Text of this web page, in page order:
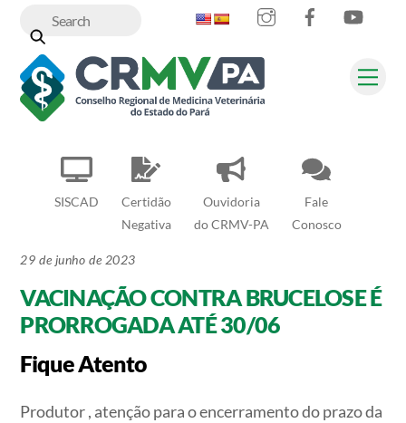
content
SISCAD
Certidão
Negativa
Ouvidoria
do CRMV-PA
Fale
Conosco
InstagramFacebook
29 de junho de 2023
VACINAÇÃO CONTRA BRUCELOSE É
PRORROGADA ATÉ 30/06
Fique Atento
Produtor , atenção para o encerramento do prazo da